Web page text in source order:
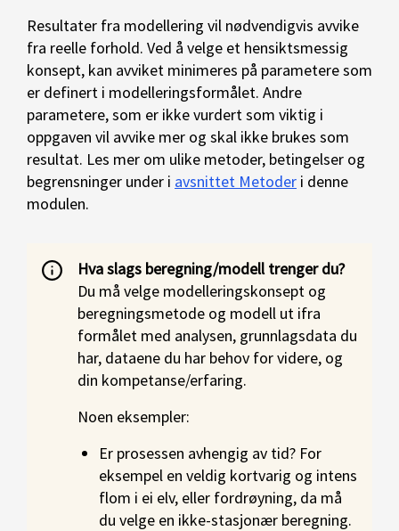
Resultater fra modellering vil nødvendigvis avvike
fra reelle forhold. Ved å velge et hensiktsmessig
konsept, kan avviket minimeres på parametere som
er definert i modelleringsformålet. Andre
parametere, som er ikke vurdert som viktig i
oppgaven vil avvike mer og skal ikke brukes som
resultat. Les mer om ulike metoder, betingelser og
begrensninger under i avsnittet Metoder i denne
modulen.
Hva slags beregning/modell trenger du?
Du må velge modelleringskonsept og
beregningsmetode og modell ut ifra
formålet med analysen, grunnlagsdata du
har, dataene du har behov for videre, og
din kompetanse/erfaring.
Noen eksempler:
Er prosessen avhengig av tid? For
eksempel en veldig kortvarig og intens
flom i ei elv, eller fordrøyning, da må
du velge en ikke-stasjonær beregning.